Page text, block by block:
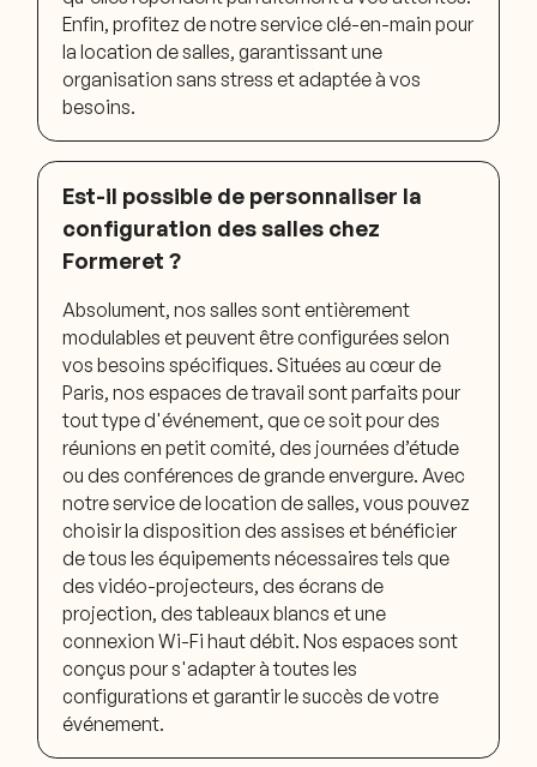
Enfin, profitez de notre service clé-en-main pour
la location de salles, garantissant une
organisation sans stress et adaptée à vos
besoins.
Est-il possible de personnaliser la
configuration des salles chez
Formeret ?
Absolument, nos salles sont entièrement
modulables et peuvent être configurées selon
vos besoins spécifiques. Situées au cœur de
Paris, nos espaces de travail sont parfaits pour
tout type d'événement, que ce soit pour des
réunions en petit comité, des journées d’étude
ou des conférences de grande envergure. Avec
notre service de location de salles, vous pouvez
choisir la disposition des assises et bénéficier
de tous les équipements nécessaires tels que
des vidéo-projecteurs, des écrans de
projection, des tableaux blancs et une
connexion Wi-Fi haut débit. Nos espaces sont
conçus pour s'adapter à toutes les
configurations et garantir le succès de votre
événement.